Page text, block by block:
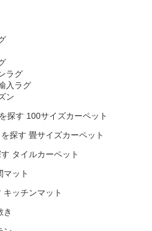
ラグ
入ラグ
ン
100サイズカーペット
畳サイズカーペット
タイルカーペット
マット
キッチンマット
き